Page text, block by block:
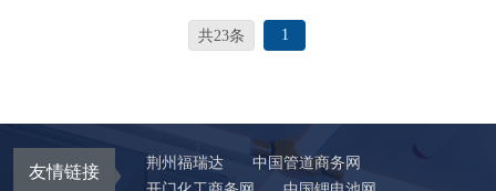
共23条 1
友情链接 荆州福瑞达
中国管道商务网